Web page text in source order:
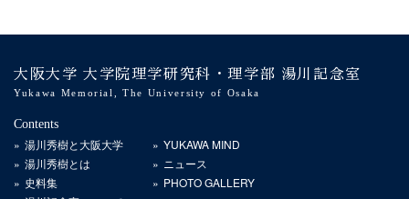
大阪大学 大学院理学研究科・理学部 湯川記念室
Yukawa Memorial, The University of Osaka
Contents
湯川秀樹と大阪大学
湯川秀樹とは
史料集
YUKAWA MIND
ニュース
PHOTO GALLERY